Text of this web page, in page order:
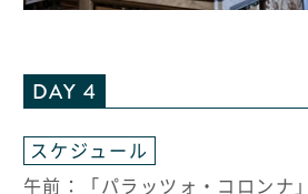
DAY 4
スケジュール
午前：「パラッツォ・コロンナ